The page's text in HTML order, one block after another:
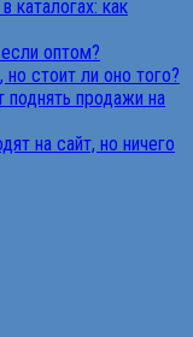
каталогах: как
оптом?
стоит ли оно того?
продажи на
на сайт, но ничего